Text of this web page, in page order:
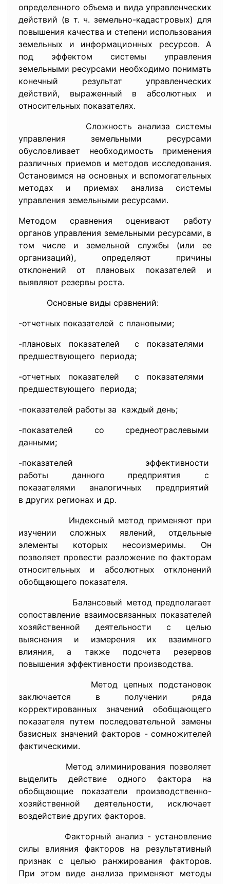
определенного объема и вида управленческих
действий (в т. ч. земельно-кадастровых) для
повышения качества и степени использования
земельных и информационных ресурсов. А
под эффектом системы управления
земельными ресурсами необходимо понимать
конечный результат управленческих
действий, выраженный в абсолютных и
относительных показателях.
Сложность анализа системы
управления земельными ресурсами
обусловливает необходимость применения
различных приемов и методов исследования.
Остановимся на основных и вспомогательных
методах и приемах анализа системы
управления земельными ресурсами.
Методом сравнения оценивают работу
органов управления земельными ресурсами, в
том числе и земельной службы (или ее
организаций), определяют причины
отклонений от плановых показателей и
выявляют резервы роста.
Основные виды сравнений:
-отчетных показателей с плановыми;
-плановых показателей с показателями
предшествующего периода;
-отчетных показателей с показателями
предшествующего периода;
-показателей работы за каждый день;
-показателей со среднеотраслевыми
данными;
-показателей эффективности
работы данного предприятия с
показателями аналогичных предприятий
в других регионах и др.
Индексный метод применяют при
изучении сложных явлений, отдельные
элементы которых несоизмеримы. Он
позволяет провести разложение по факторам
относительных и абсолютных отклонений
обобщающего показателя.
Балансовый метод предполагает
сопоставление взаимосвязанных показателей
хозяйственной деятельности с целью
выяснения и измерения их взаимного
влияния, а также подсчета резервов
повышения эффективности производства.
Метод цепных подстановок
заключается в получении ряда
корректированных значений обобщающего
показателя путем последовательной замены
базисных значений факторов - сомножителей
фактическими.
Метод элиминирования позволяет
выделить действие одного фактора на
обобщающие показатели производственно-
хозяйственной деятельности, исключает
воздействие других факторов.
Факторный анализ - установление
силы влияния факторов на результативный
признак с целью ранжирования факторов.
При этом виде анализа применяют методы